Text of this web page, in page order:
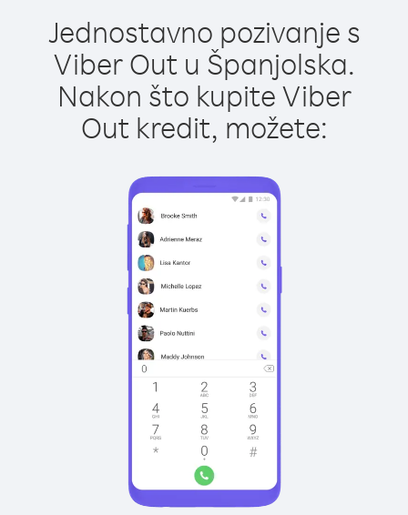
Jednostavno pozivanje s
Viber Out u Španjolska.
Nakon što kupite Viber
Out kredit, možete: